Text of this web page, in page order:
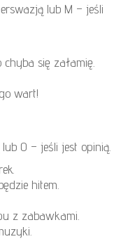
lub M – jeśli
się załamię.
wart!
O – jeśli jest opinią.
hitem.
z zabawkami.